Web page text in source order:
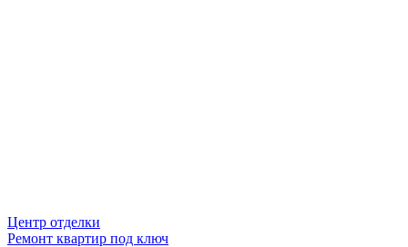
Центр отделки
Ремонт квартир под ключ